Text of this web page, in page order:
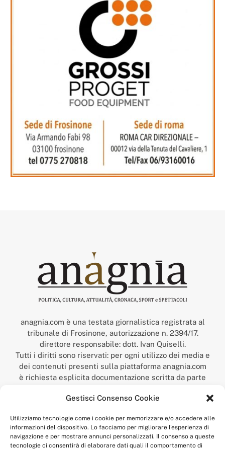
Gestisci Consenso Cookie
Utilizziamo tecnologie come i cookie per memorizzare e/o accedere alle
informazioni del dispositivo. Lo facciamo per migliorare l'esperienza di
navigazione e per mostrare annunci personalizzati. Il consenso a queste
tecnologie ci consentirà di elaborare dati quali il comportamento di
anagnia.com è una testata giornalistica registrata al
tribunale di Frosinone, autorizzazione n. 2394/17.
direttore responsabile: dott. Ivan Quiselli.
Tutti i diritti sono riservati: per ogni utilizzo dei media e
dei contenuti presenti sulla piattaforma anagnia.com
è richiesta esplicita documentazione scritta da parte
“Anagnia” è un marchio registrato presso l’Ufficio Italiano
Economico,
num. registrazione: 302017000014044 del 9 febbraio 2017.
Per contatti:redazione@anagnia.com